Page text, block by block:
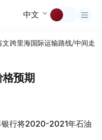
中文
文跨里海国际运输路线/中间走廊
预期
银行将2020-2021年石油